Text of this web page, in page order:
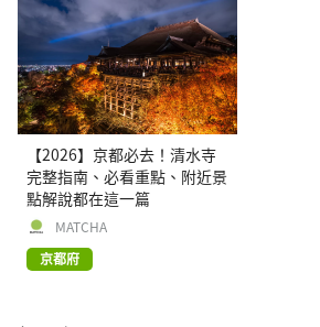
【2026】京都必去！清水寺
完整指南、必看重點、附近景
點解說都在這一篇
MATCHA
京都府